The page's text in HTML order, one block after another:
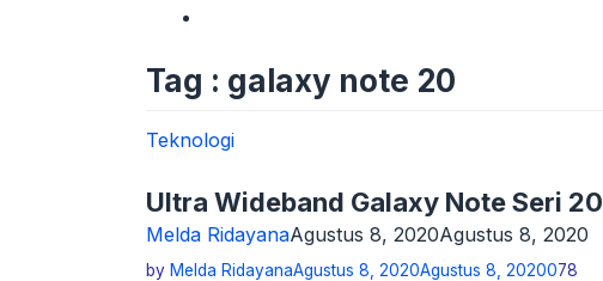
Tag : galaxy note 20
Teknologi
Ultra Wideband Galaxy Note Seri 20
Melda RidayanaAgustus 8, 2020Agustus 8, 2020
by Melda RidayanaAgustus 8, 2020Agustus 8, 2020078